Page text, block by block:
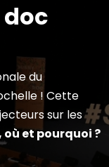
du
! Cette
sur les
et pourquoi ?